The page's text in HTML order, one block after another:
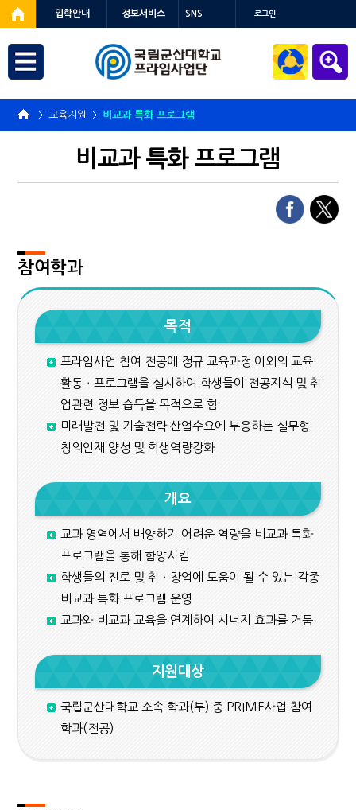
입학안내 정보서비스 SNS 로그인
교육지원 비교과 특화 프로그램
비교과 특화 프로그램
참여학과
목적
프라임사업 참여 전공에 정규 교육과정 이외의 교육
활동ㆍ프로그램을 실시하여 학생들이 전공지식 및 취
업관련 정보 습득을 목적으로 함
미래발전 및 기술전략 산업수요에 부응하는 실무형
창의인재 양성 및 학생역량강화
개요
교과 영역에서 배양하기 어려운 역량을 비교과 특화
프로그램을 통해 함양시킴
학생들의 진로 및 취ㆍ창업에 도움이 될 수 있는 각종
비교과 특화 프로그램 운영
교과와 비교과 교육을 연계하여 시너지 효과를 거둠
지원대상
국립군산대학교 소속 학과(부) 중 PRIME사업 참여
학과(전공)